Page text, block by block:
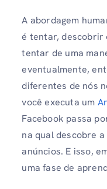
A abordagem
é tentar, descobrir
tentar de uma
eventualmente,
diferentes de nós
você executa um
Facebook passa
na qual descobre
anúncios. E isso,
uma fase de